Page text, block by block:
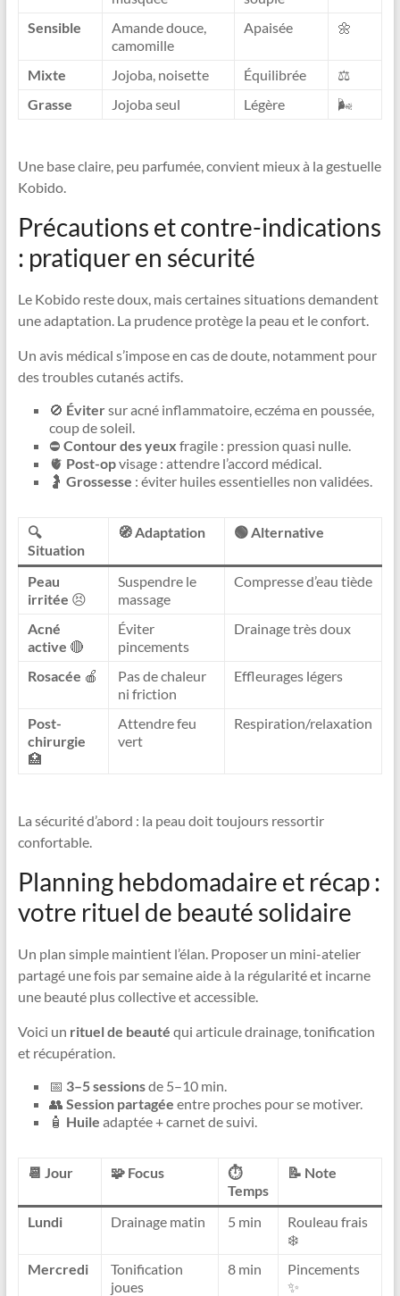
Sensible
Amande douce,
camomille
Apaisée 🌼
Mixte Jojoba, noisette Équilibrée
⚖️
Grasse
Jojoba seul Légère 🌬️
Une base claire, peu parfumée, convient mieux à la gestuelle
Kobido.
Précautions et contre-indications
: pratiquer en sécurité
Le Kobido reste doux, mais certaines situations demandent
une adaptation. La prudence protège la peau et le confort.
Un avis médical s’impose en cas de doute, notamment pour
des troubles cutanés actifs.
🚫 Évitersur acné inflammatoire, eczéma en poussée,
coup de soleil.
⛔ Contour des yeux fragile : pression quasi nulle.
🫀 Post-opvisage : attendre l’accord médical.
🤰 Grossesse : éviter huiles essentielles non validées.
🔍
Situation
🧭 Adaptation 🟢 Alternative
Peau
irritée 😣
Suspendre le
massage
Compresse d’eau tiède
Acné
active 🔴
Éviter
pincements
Drainage très doux
Rosacée 🍎
Pas de chaleur
ni friction
Effleurages légers
Post-
chirurgie
🏥
Attendre feu
vert
Respiration/relaxation
La sécurité d’abord : la peau doit toujours ressortir
confortable.
Planning hebdomadaire et récap :
votre rituel de beauté solidaire
Un plan simple maintient l’élan. Proposer un mini-atelier
partagé une fois par semaine aide à la régularité et incarne
une beauté plus collective et accessible.
Voici un rituel de beauté qui articule drainage, tonification
et récupération.
📅 3–5 sessionsde 5–10 min.
👥 Session partagée entre proches pour se motiver.
🧴 Huile adaptée + carnet de suivi.
📆 Jour 🧩 Focus
⏱️
Temps
📝 Note
Lundi Drainage matin 5 min
Rouleau frais
❄️
Mercredi
Tonification
joues
8 min
Pincements
✨